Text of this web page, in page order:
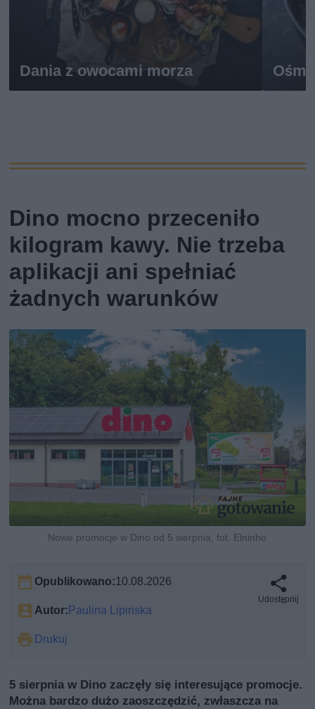
Dania z owocami morza
Dino mocno przeceniło
kilogram kawy. Nie trzeba
aplikacji ani spełniać
żadnych warunków
Nowe promocje w Dino od 5 sierpnia, fot. Elninho
Opublikowano:10.08.2026
Autor: Paulina Lipińska
Drukuj
Udostępnij
5 sierpnia w Dino zaczęły się interesujące promocje.
Można bardzo dużo zaoszczędzić, zwłaszcza na